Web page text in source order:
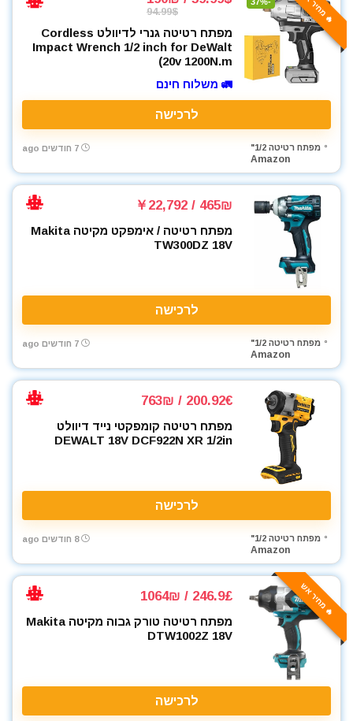
94.99$
מפתח רטיטה גנרי לדיוולט Cordless
Impact Wrench 1/2 inch for DeWalt
20v 1200N.m)
🚛 משלוח חינם
לרכישה
מפתח רטיטה 1/2"
Amazon
7 חודשים ago
465₪ / ￥22,792
מפתח רטיטה / אימפקט מקיטה Makita
TW300DZ 18V
לרכישה
מפתח רטיטה 1/2"
Amazon
7 חודשים ago
200.92€ / 763₪
מפתח רטיטה קומפקטי נייד דיוולט
DEWALT 18V DCF922N XR 1/2in
לרכישה
מפתח רטיטה 1/2"
Amazon
8 חודשים ago
🔥 מחיר אש 246.9£ / 1064₪
מפתח רטיטה טורק גבוה מקיטה Makita
DTW1002Z 18V
לרכישה